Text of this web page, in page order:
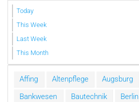
Today
This Week
Last Week
This Month
Affing Altenpflege Augsburg
Bankwesen
Bautechnik
Berlin